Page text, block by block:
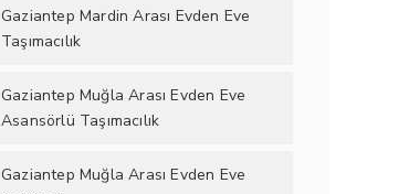
Gaziantep Mardin Arası Evden Eve
Taşımacılık
Gaziantep Muğla Arası Evden Eve
Asansörlü Taşımacılık
Gaziantep Muğla Arası Evden Eve